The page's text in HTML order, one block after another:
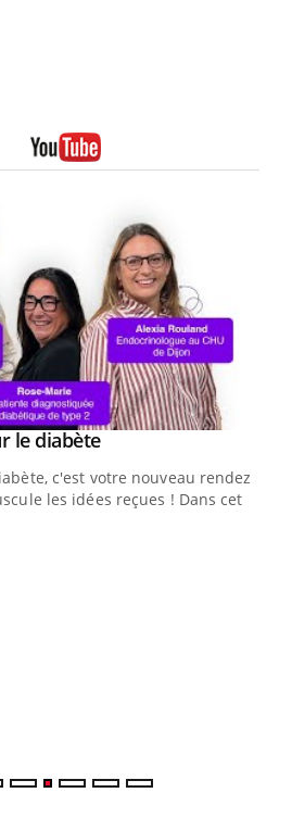
le diabèteYoutube
c'est votre nouveau rendez-
les idées reçues ! Dans cet